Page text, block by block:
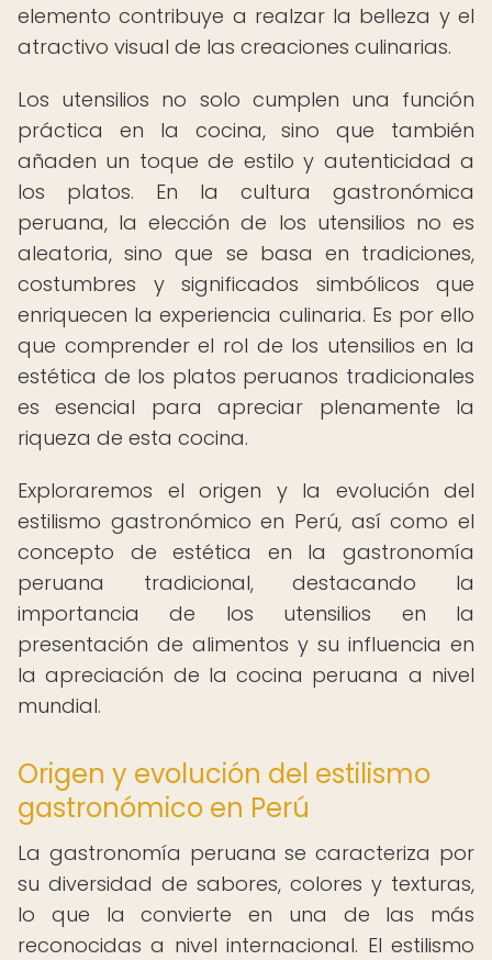
elemento contribuye a realzar la belleza y el
atractivo visual de las creaciones culinarias.
Los utensilios no solo cumplen una función
práctica en la cocina, sino que también
añaden un toque de estilo y autenticidad a
los platos. En la cultura gastronómica
peruana, la elección de los utensilios no es
aleatoria, sino que se basa en tradiciones,
costumbres y significados simbólicos que
enriquecen la experiencia culinaria. Es por ello
que comprender el rol de los utensilios en la
estética de los platos peruanos tradicionales
es esencial para apreciar plenamente la
riqueza de esta cocina.
Exploraremos el origen y la evolución del
estilismo gastronómico en Perú, así como el
concepto de estética en la gastronomía
peruana tradicional, destacando la
importancia de los utensilios en la
presentación de alimentos y su influencia en
la apreciación de la cocina peruana a nivel
mundial.
Origen y evolución del estilismo
gastronómico en Perú
La gastronomía peruana se caracteriza por
su diversidad de sabores, colores y texturas,
lo que la convierte en una de las más
reconocidas a nivel internacional. El estilismo